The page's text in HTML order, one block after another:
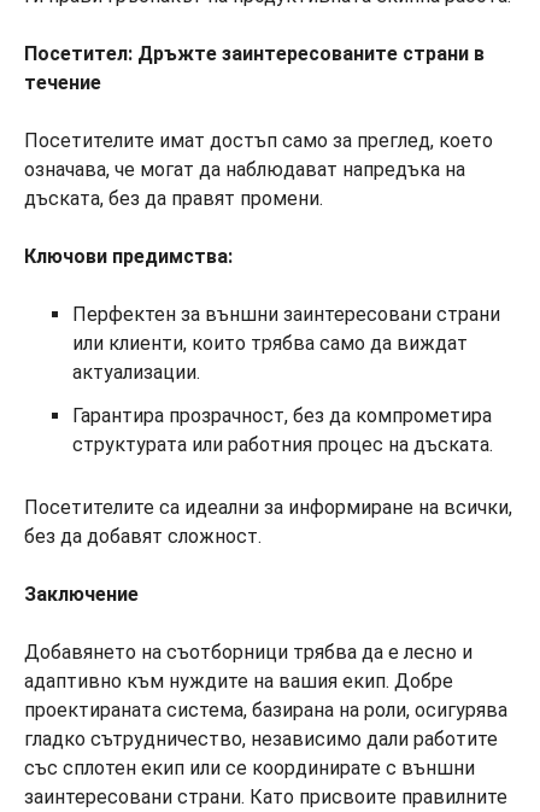
Посетител: Дръжте заинтересованите страни в
течение
Посетителите имат достъп само за преглед, което
означава, че могат да наблюдават напредъка на
дъската, без да правят промени.
Ключови предимства:
Перфектен за външни заинтересовани страни
или клиенти, които трябва само да виждат
актуализации.
Гарантира прозрачност, без да компрометира
структурата или работния процес на дъската.
Посетителите са идеални за информиране на всички,
без да добавят сложност.
Заключение
Добавянето на съотборници трябва да е лесно и
адаптивно към нуждите на вашия екип. Добре
проектираната система, базирана на роли, осигурява
гладко сътрудничество, независимо дали работите
със сплотен екип или се координирате с външни
заинтересовани страни. Като присвоите правилните